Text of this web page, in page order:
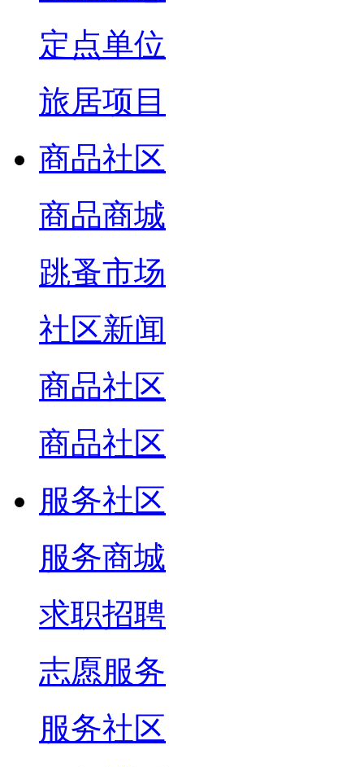
定点单位
旅居项目
商品社区
商品商城
跳蚤市场
社区新闻
商品社区
商品社区
服务社区
服务商城
求职招聘
志愿服务
服务社区